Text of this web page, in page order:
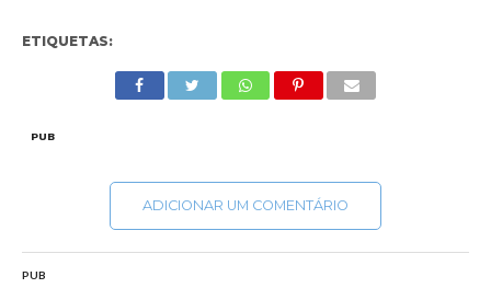
ETIQUETAS:
PUB
ADICIONAR UM COMENTÁRIO
PUB